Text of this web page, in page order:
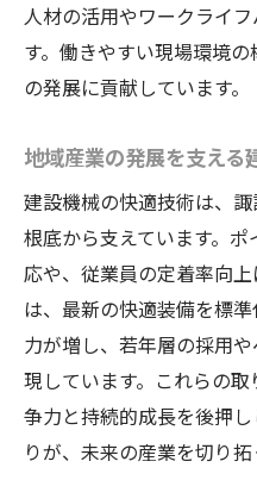
人材の活用やワークライ
す。働きやすい現場環境
の発展に貢献しています。
地域産業の発展を支える
建設機械の快適技術は、
根底から支えています。
応や、従業員の定着率向
は、最新の快適装備を標
力が増し、若年層の採用
現しています。これらの
争力と持続的成長を後押
りが、未来の産業を切り拓